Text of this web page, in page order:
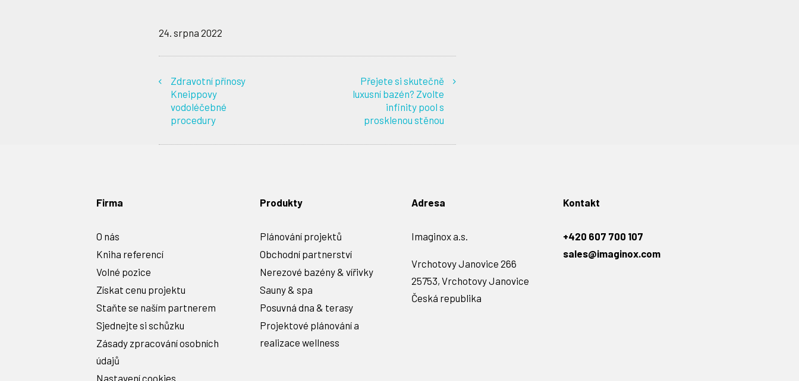
24. srpna 2022
Zdravotní přínosy
Kneippovy
vodoléčebné
procedury
Přejete si skutečně
luxusní bazén? Zvolte
infinity pool s
prosklenou stěnou
Firma
O nás
Kniha referencí
Volné pozice
Získat cenu projektu
Staňte se naším partnerem
Sjednejte si schůzku
Zásady zpracování osobních
údajů
Nastavení cookies
Produkty
Plánování projektů
Obchodní partnerství
Nerezové bazény & vířivky
Sauny & spa
Posuvná dna & terasy
Projektové plánování a
realizace wellness
Adresa
Imaginox a.s.
Vrchotovy Janovice 266
25753, Vrchotovy Janovice
Česká republika
Kontakt
+420 607 700 107
sales@imaginox.com